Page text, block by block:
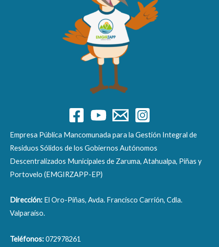
Empresa Pública Mancomunada para la Gestión Integral de
Residuos Sólidos de los Gobiernos Autónomos
Descentralizados Municipales de Zaruma, Atahualpa, Piñas y
Portovelo (EMGIRZAPP-EP)
Dirección: El Oro-Piñas, Avda. Francisco Carrión, Cdla.
Valparaíso.
Teléfonos:072978261